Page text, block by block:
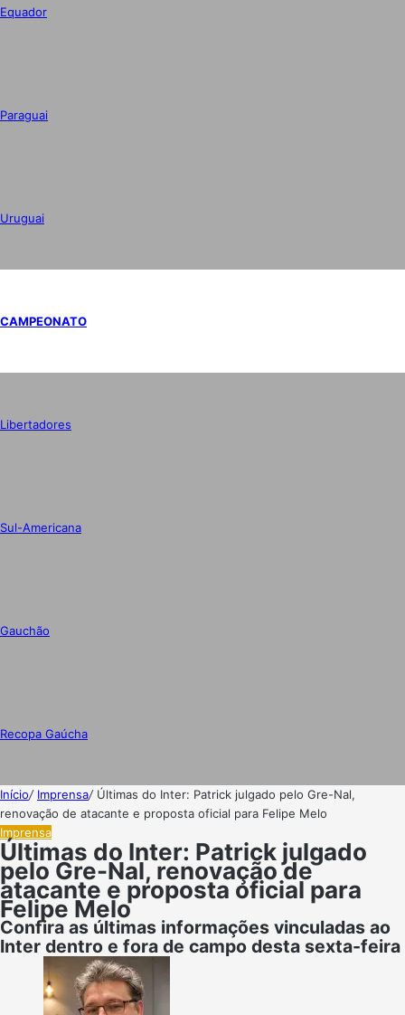
Equador
Paraguai
Uruguai
CAMPEONATO
Libertadores
Sul-Americana
Gauchão
Recopa Gaúcha
Início/ Imprensa/ Últimas do Inter: Patrick julgado pelo Gre-Nal,
renovação de atacante e proposta oficial para Felipe Melo
Imprensa
Últimas do Inter: Patrick julgado
pelo Gre-Nal, renovação de
atacante e proposta oficial para
Felipe Melo
Confira as últimas informações vinculadas ao
Inter dentro e fora de campo desta sexta-feira